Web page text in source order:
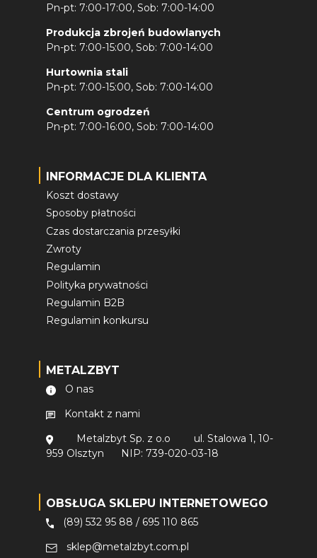
Pn-pt: 7:00-17:00, Sob: 7:00-14:00
Produkcja zbrojeń budowlanych
Pn-pt: 7:00-15:00, Sob: 7:00-14:00
Hurtownia stali
Pn-pt: 7:00-15:00, Sob: 7:00-14:00
Centrum ogrodzeń
Pn-pt: 7:00-16:00, Sob: 7:00-14:00
INFORMACJE DLA KLIENTA
Koszt dostawy
Sposoby płatności
Czas dostarczania przesyłki
Zwroty
Regulamin
Polityka prywatności
Regulamin B2B
Regulamin konkursu
METALZBYT
O nas
Kontakt z nami
Metalzbyt Sp. z o.o
ul. Stalowa 1, 10-
959 Olsztyn
NIP: 739-020-03-18
OBSŁUGA SKLEPU INTERNETOWEGO
(89) 532 95 88 / 695 110 865
sklep@metalzbyt.com.pl